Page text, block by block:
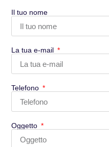
Il tuo nome
La tua e-mail
Telefono
Oggetto